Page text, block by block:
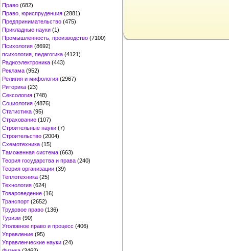
Право (682)
Право, юриспруденция (2881)
Предпринимательство (475)
Прикладные науки (1)
Промышленность, производство (7100)
Психология (8692)
психология, педагогика (4121)
Радиоэлектроника (443)
Реклама (952)
Религия и мифология (2967)
Риторика (23)
Сексология (748)
Социология (4876)
Статистика (95)
Страхование (107)
Строительные науки (7)
Строительство (2004)
Схемотехника (15)
Таможенная система (663)
Теория государства и права (240)
Теория организации (39)
Теплотехника (25)
Технология (624)
Товароведение (16)
Транспорт (2652)
Трудовое право (136)
Туризм (90)
Уголовное право и процесс (406)
Управление (95)
Управленческие науки (24)